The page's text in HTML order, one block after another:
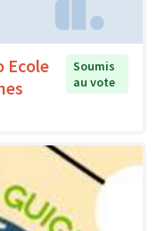
Ecole
Soumis
au vote